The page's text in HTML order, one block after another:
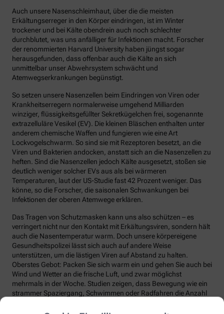
Auch unsere Nasenschleimhaut, über die die meisten
Erkältungserreger in den Körper eindringen, ist im Winter
trockener und bei Kälte obendrein auch noch schlechter
durchblutet, was uns anfälliger für Infektionen macht. Forscher
der renommierten Harvard University haben jüngst sogar
herausgefunden, dass offenbar auch die Kälte an sich
unmittelbar unser Abwehrsystem schwächt und
Atemwegserkrankungen begünstigt.
So setzen unsere Nasenzellen beim Eindringen von Viren oder
Krankheitserregern normalerweise umgehend Milliarden
winziger, flüssigkeitsgefüllter Sekretkügelchen frei, sogenannte
extrazelluläre Vesikel (EV). Die kleinen Bläschen enthalten unter
anderem chemische Waffen und fungieren wie eine Art
Lockvogelschwarm. So sind sie mit Rezeptoren besetzt, an die
Viren und Bakterien andocken, anstatt sich an die Nasenzellen zu
heften. Sind die Nasenzellen jedoch Kälte ausgesetzt, stoßen sie
deutlich weniger solcher EVs aus als bei wärmeren
Temperaturen, laut der US-Studie fast 42 Prozent weniger. Das
könne, so die Forscher, die saisonalen Schwankungen bei
Infektionen der oberen Atemwege erklären.
Das Tragen von Schutzmasken kann uns also schützen – es
verringert nicht nur den Kontakt mit Erkältungsviren, sondern hält
auch die Nasentemperatur warm. Doch unsere körpereigene
Gesundheitspolizei lässt sich auch auf andere Weise
unterstützen, um die lästigen Viren auf Abstand zu halten.
Oberstes Gebot: Packen Sie sich warm ein und gehen Sie auch bei
Wind und Wetter an die frische Luft, und zwar möglichst
mehrmals in der Woche. Studien zeigen, dass Bewegung wie ein
strammer Spaziergang, Schwimmen oder Radfahren die Anzahl
Regelmäßige Bewegung sorgt auch dafür, dass Fremdstoffe über